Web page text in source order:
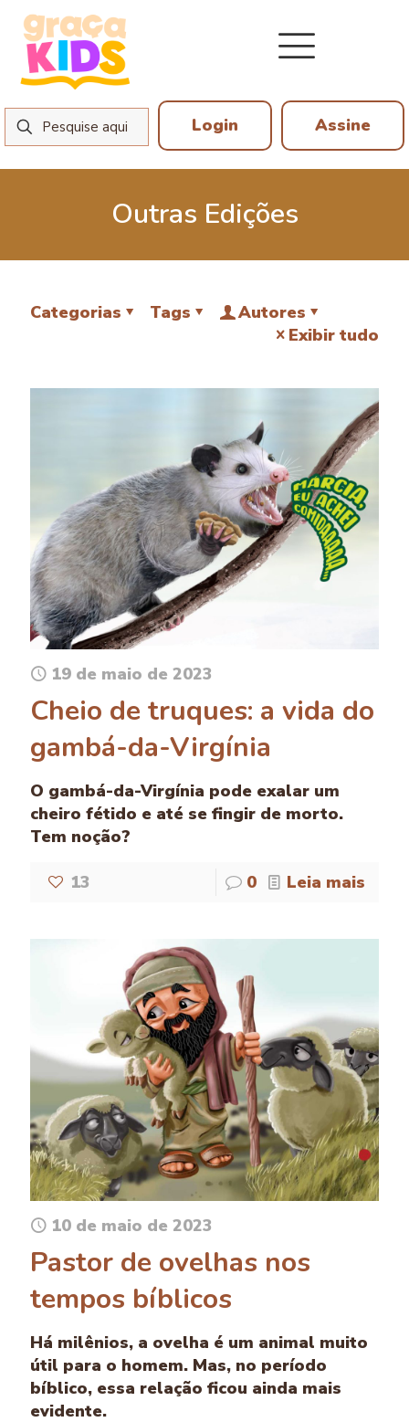
Login Assine
Outras Edições
Categorias Tags
Autores
Exibir tudo
19 de maio de 2023
Cheio de truques: a vida do
gambá-da-Virgínia
O gambá-da-Virgínia pode exalar um
cheiro fétido e até se fingir de morto.
Tem noção?
13 0 Leia mais
10 de maio de 2023
Pastor de ovelhas nos
tempos bíblicos
Há milênios, a ovelha é um animal muito
útil para o homem. Mas, no período
bíblico, essa relação ficou ainda mais
evidente.